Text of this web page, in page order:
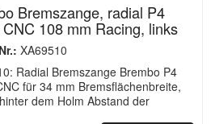
Bremszange, radial P4
108 mm Racing, links
XA69510
Radial Bremszange Brembo P4
für 34 mm Bremsflächenbreite,
dem Holm Abstand der